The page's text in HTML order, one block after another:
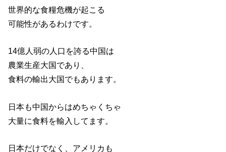
世界的な食糧危機が起こる
可能性があるわけです。
14億人弱の人口を誇る中国は
農業生産大国であり、
食料の輸出大国でもあります。
日本も中国からはめちゃくちゃ
大量に食料を輸入してます。
日本だけでなく、アメリカも